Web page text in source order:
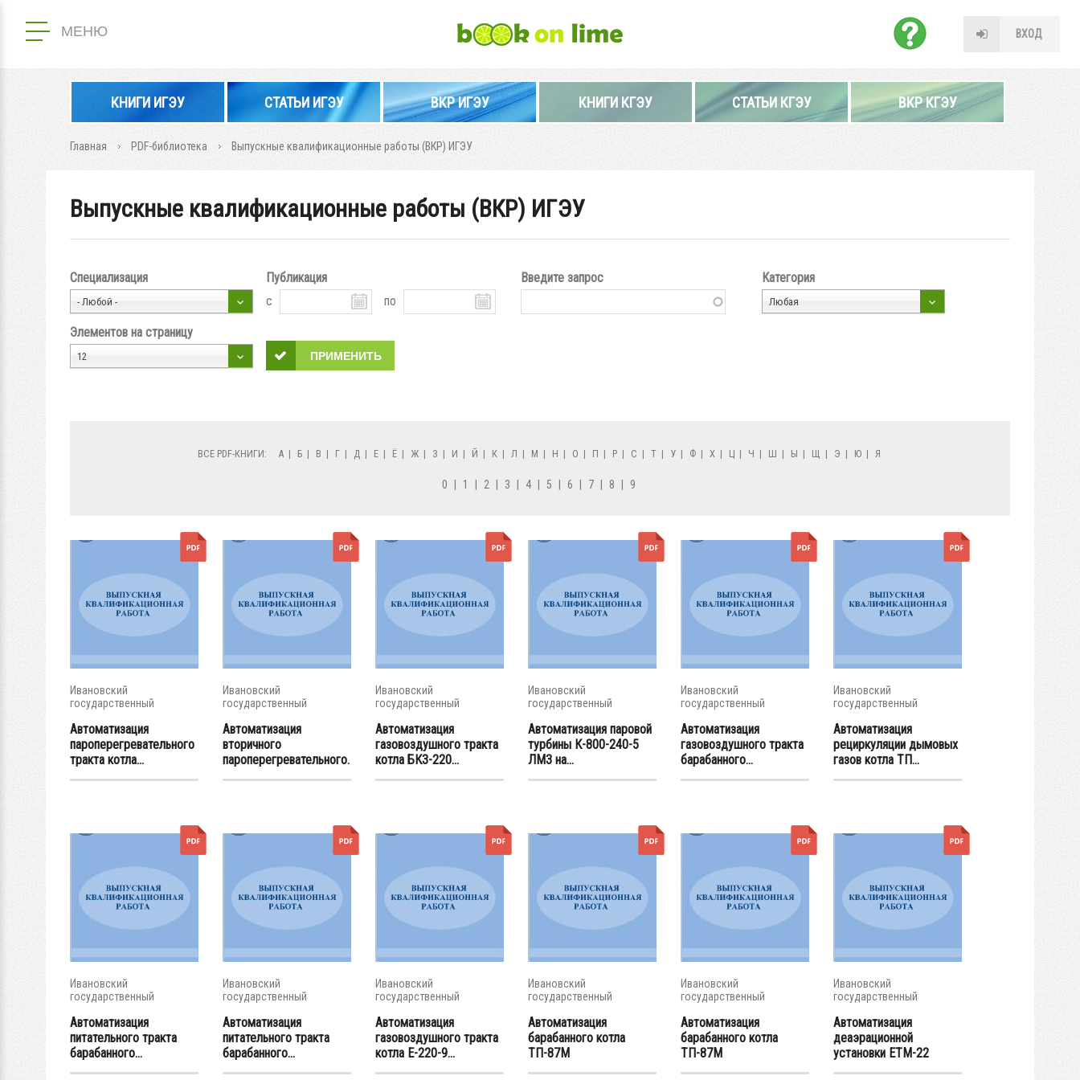
МЕНЮ ВХОД
КНИГИ ИГЭУ СТАТЬИ ИГЭУ ВКР ИГЭУ КНИГИ КГЭУ СТАТЬИ КГЭУ ВКР КГЭУ
Главная PDF-библиотека Выпускные квалификационные работы (ВКР) ИГЭУ
Выпускные квалификационные работы (ВКР) ИГЭУ
Специализация
- Любой -
Публикация
с
по
Введите запрос Категория
Любая
Элементов на страницу
12
ВСЕ PDF-КНИГИ: А | Б | В | Г | Д | Е | Ё | Ж | З | И | Й | К | Л | М | Н | О | П | Р | С | Т | У | Ф | Х | Ц | Ч | Ш | Ы | Щ | Э | Ю | Я
0 1 2 3 4 5 6 7 8 9
Ивановский
государственный
Автоматизация
пароперегревательного
тракта котла...
Ивановский
государственный
Автоматизация
вторичного
пароперегревательного.
..
Ивановский
государственный
Автоматизация
газовоздушного тракта
котла БКЗ-220...
Ивановский
государственный
Автоматизация паровой
турбины К-800-240-5
ЛМЗ на...
Ивановский
государственный
Автоматизация
газовоздушного тракта
барабанного...
Ивановский
государственный
Автоматизация
рециркуляции дымовых
газов котла ТП...
Ивановский
государственный
Автоматизация
питательного тракта
барабанного...
Ивановский
государственный
Автоматизация
питательного тракта
барабанного...
Ивановский
государственный
Автоматизация
газовоздушного тракта
котла Е-220-9...
Ивановский
государственный
Автоматизация
барабанного котла
ТП-87М
Ивановский
государственный
Автоматизация
барабанного котла
ТП-87М
Ивановский
государственный
Автоматизация
деаэрационной
установки ЕТМ-22